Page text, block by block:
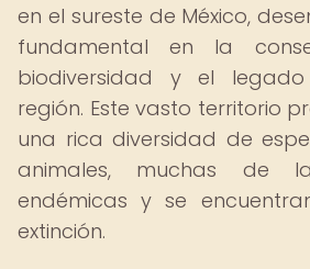
en el sureste de México,
fundamental en la
biodiversidad y el
región. Este vasto territorio
una rica diversidad de
animales, muchas de
endémicas y se
extinción.